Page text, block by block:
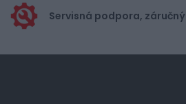
Servisná podpora,